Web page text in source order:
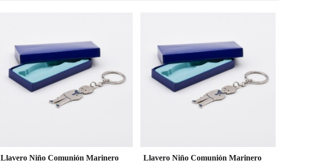
Llavero Niño Comunión Marinero Llavero Niño Comunión Marinero